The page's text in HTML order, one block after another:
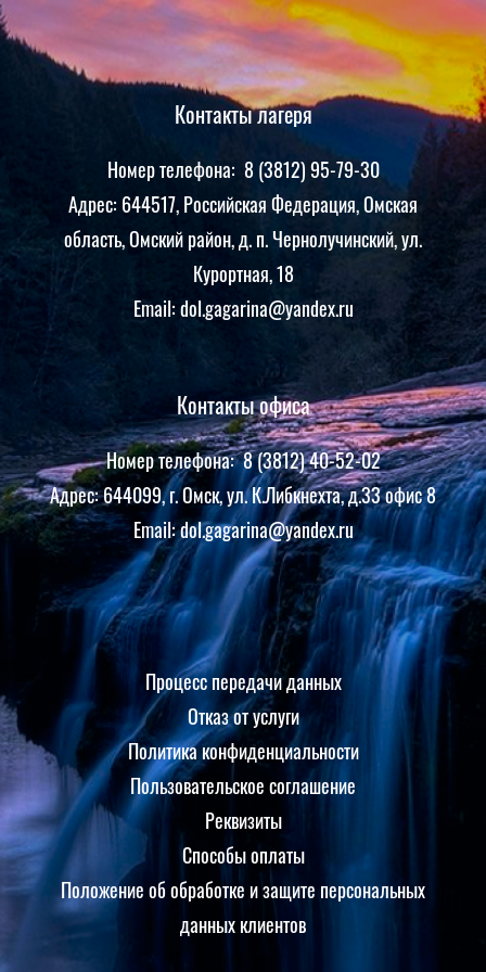
Контакты лагеря
Номер телефона: 8 (3812) 95-79-30
Адрес: 644517, Российская Федерация, Омская
область, Омский район, д. п. Чернолучинский, ул.
Курортная, 18
Email: dol.gagarina@yandex.ru
Контакты офиса
Номер телефона: 8 (3812) 40-52-02
Адрес: 644099, г. Омск, ул. К.Либкнехта, д.33 офис 8
Email: dol.gagarina@yandex.ru
Процесс передачи данных
Отказ от услуги
Политика конфиденциальности
Пользовательское соглашение
Реквизиты
Способы оплаты
Положение об обработке и защите персональных
данных клиентов